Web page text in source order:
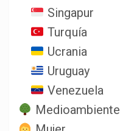
Singapur
Turquía
Ucrania
Uruguay
Venezuela
Medioambiente